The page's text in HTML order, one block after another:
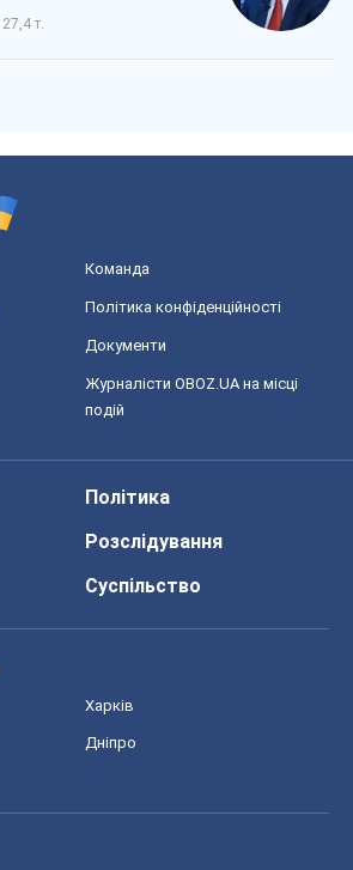
27,4 т.
Команда
Політика конфіденційності
Документи
Журналісти OBOZ.UA на місці
подій
Політика
Розслідування
Суспільство
Харків
Дніпро